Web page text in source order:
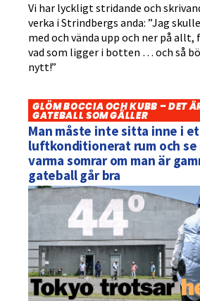
Vi har lyckligt stridande och
verka i Strindbergs anda: ”Jag
med och vända upp och ner på allt,
vad som ligger i botten … och så
nytt!”
GLÖM BOCCIA OCH KUBB – DET
GATEBALL SOM GÄLLER
Man måste inte sitta inne i
luftkonditionerat rum och se
varma somrar om man är
gateball går bra